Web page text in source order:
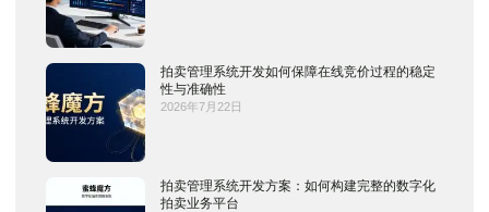
拍卖管理系统开发如何保障在线竞价过程的稳定
性与准确性
2026年7月22日
拍卖管理系统开发方案：如何构建完整的数字化
拍卖业务平台